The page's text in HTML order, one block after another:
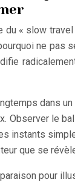
du « slow
ne pas
dans
Observer le
instants
que se
pour